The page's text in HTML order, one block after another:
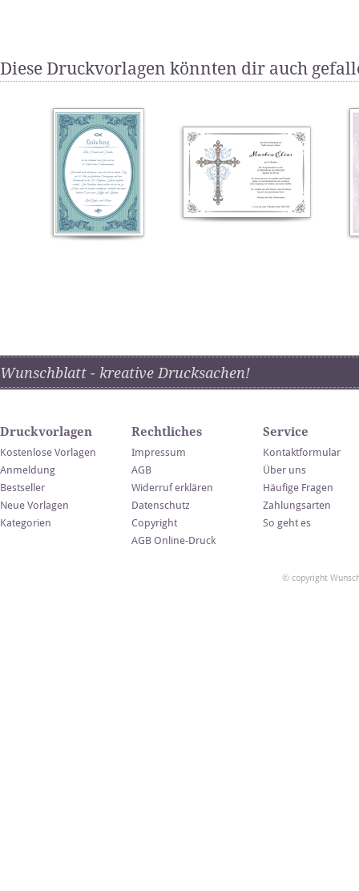
Diese Druckvorlagen könnten dir auch
Wunschblatt - kreative Drucksachen!
Druckvorlagen
Kostenlose Vorlagen
Anmeldung
Bestseller
Neue Vorlagen
Kategorien
Rechtliches
Impressum
AGB
Widerruf erklären
Datenschutz
Copyright
AGB Online-Druck
Service
Kontaktformular
Über uns
Häufige Fragen
Zahlungsarten
So geht es
© copyright